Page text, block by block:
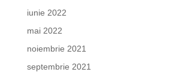
iunie 2022
mai 2022
noiembrie 2021
septembrie 2021